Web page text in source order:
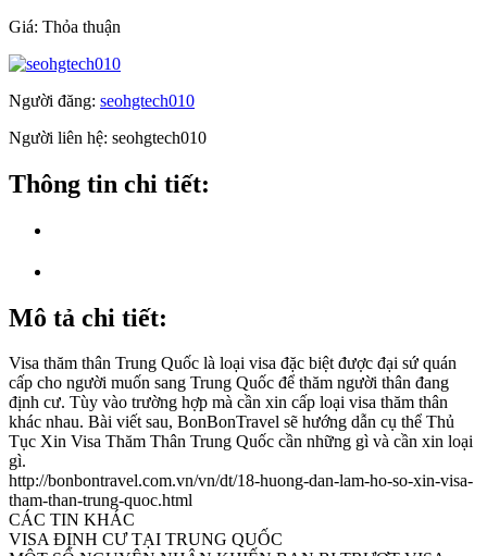
Giá: Thỏa thuận
Người đăng: seohgtech010
Người liên hệ: seohgtech010
Thông tin chi tiết:
Mô tả chi tiết:
Visa thăm thân Trung Quốc là loại visa đặc biệt được đại sứ quán
cấp cho người muốn sang Trung Quốc để thăm người thân đang
định cư. Tùy vào trường hợp mà cần xin cấp loại visa thăm thân
khác nhau. Bài viết sau, BonBonTravel sẽ hướng dẫn cụ thể Thủ
Tục Xin Visa Thăm Thân Trung Quốc cần những gì và cần xin loại
gì.
http://bonbontravel.com.vn/vn/dt/18-huong-dan-lam-ho-so-xin-visa-
tham-than-trung-quoc.html
CÁC TIN KHÁC
VISA ĐỊNH CƯ TẠI TRUNG QUỐC